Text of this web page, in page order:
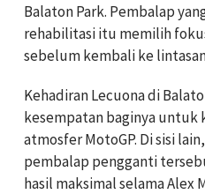
Balaton Park. Pembalap
rehabilitasi itu memilih
sebelum kembali ke
Kehadiran Lecuona di
kesempatan baginya untuk
atmosfer MotoGP. Di sisi
pembalap pengganti
hasil maksimal selama